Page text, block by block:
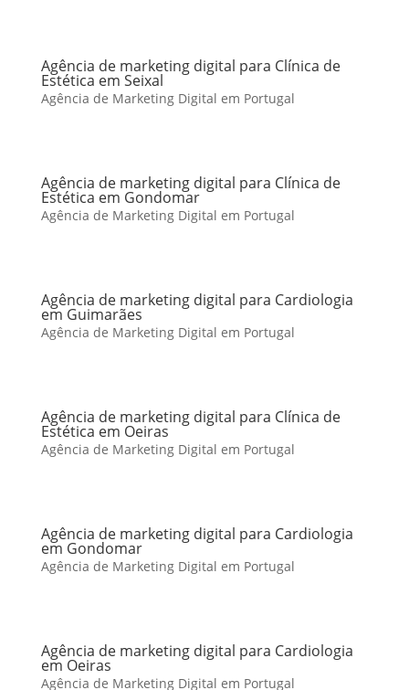
Agência de marketing digital para Clínica de
Estética em Seixal
Agência de Marketing Digital em Portugal
Agência de marketing digital para Clínica de
Estética em Gondomar
Agência de Marketing Digital em Portugal
Agência de marketing digital para Cardiologia
em Guimarães
Agência de Marketing Digital em Portugal
Agência de marketing digital para Clínica de
Estética em Oeiras
Agência de Marketing Digital em Portugal
Agência de marketing digital para Cardiologia
em Gondomar
Agência de Marketing Digital em Portugal
Agência de marketing digital para Cardiologia
em Oeiras
Agência de Marketing Digital em Portugal